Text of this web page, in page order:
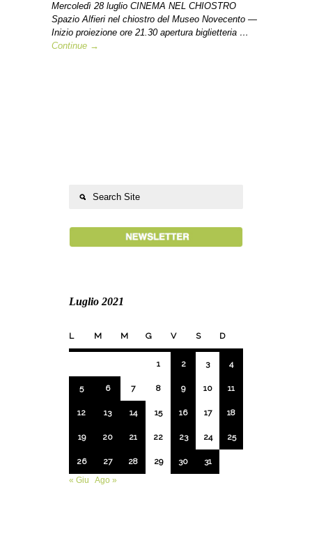
Mercoledì 28 luglio CINEMA NEL CHIOSTRO
Spazio Alfieri nel chiostro del Museo Novecento —
Inizio proiezione ore 21.30 apertura biglietteria …
Continue →
Luglio 2021
L M M G V S D
1 2 3 4
5 6 7 8 9 10 11
12 13 14 15 16 17 18
19 20 21 22 23 24 25
26 27 28 29 30
31
« Giu
Ago »